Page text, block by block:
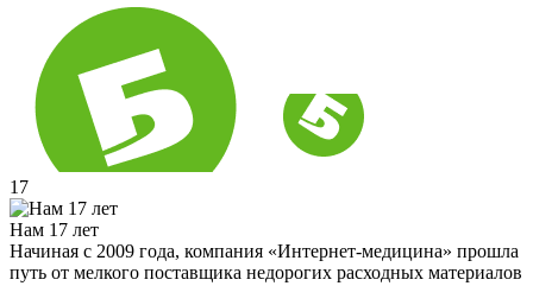
17
Нам 17 лет
Начиная с 2009 года, компания «Интернет-медицина» прошла
путь от мелкого поставщика недорогих расходных материалов